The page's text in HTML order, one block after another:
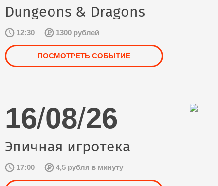
Dungeons & Dragons
12:30 1300 рублей
ПОСМОТРЕТЬ СОБЫТИЕ
16/08/26
Эпичная игротека
17:00 4,5 рубля в минуту